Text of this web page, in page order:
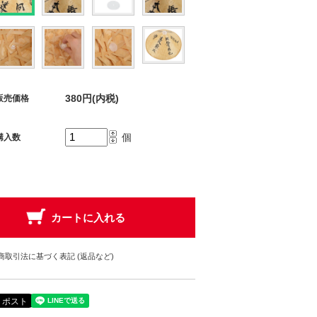
売価格 380円(内税)
入数 個
取引法に基づく表記 (返品など)